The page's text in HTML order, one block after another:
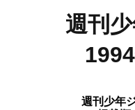
週刊
週刊少年